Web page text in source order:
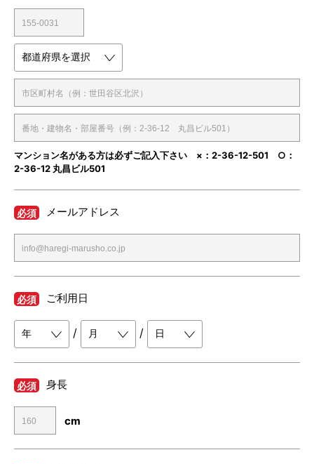
マンション名がある方は必ずご記入下さい ×：2-36-12-501 ○：
2-36-12 丸昌ビル501
必須 メールアドレス
必須 ご利用日
/ /
必須 身長
cm